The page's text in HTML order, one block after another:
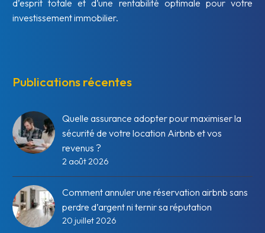
d’esprit totale et d’une rentabilité optimale pour votre
investissement immobilier.
Publications récentes
Quelle assurance adopter pour maximiser la
sécurité de votre location Airbnb et vos
revenus ?
2 août 2026
Comment annuler une réservation airbnb sans
perdre d’argent ni ternir sa réputation
20 juillet 2026